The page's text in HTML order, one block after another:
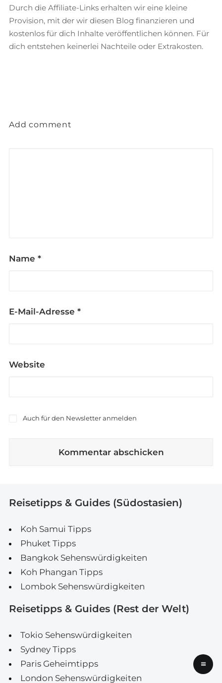
Durch die Affiliate-Links erhalten wir eine kleine
Provision, mit der wir diesen Blog finanzieren und
kostenlos für dich Inhalte veröffentlichen können. Für
dich entstehen keinerlei Nachteile oder Extrakosten.
Add comment
Name *
E-Mail-Adresse *
Website
Auch für den Newsletter anmelden
Reisetipps & Guides (Südostasien)
Koh Samui Tipps
Phuket Tipps
Bangkok Sehenswürdigkeiten
Koh Phangan Tipps
Lombok Sehenswürdigkeiten
Reisetipps & Guides (Rest der Welt)
Tokio Sehenswürdigkeiten
Sydney Tipps
Paris Geheimtipps
London Sehenswürdigkeiten
≡